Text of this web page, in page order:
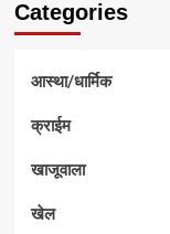
Categories
आस्था/धार्मिक
क्राईम
खाजूवाला
खेल